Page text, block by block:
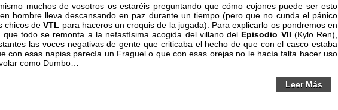
muchos de vosotros os estaréis preguntando que cómo cojones puede ser esto
hombre lleva descansando en paz durante un tiempo (pero que no cunda el pánico
chicos deVTL para haceros un croquis de la jugada). Para explicarlo os pondremos en
que todo se remonta a la nefastísima acogida del villano del Episodio VII (Kylo Ren),
las voces negativas de gente que criticaba el hecho de que con el casco estaba
con esas napias parecía un Fraguel o que con esas orejas no le hacía falta hacer uso
como Dumbo…
Leer Más